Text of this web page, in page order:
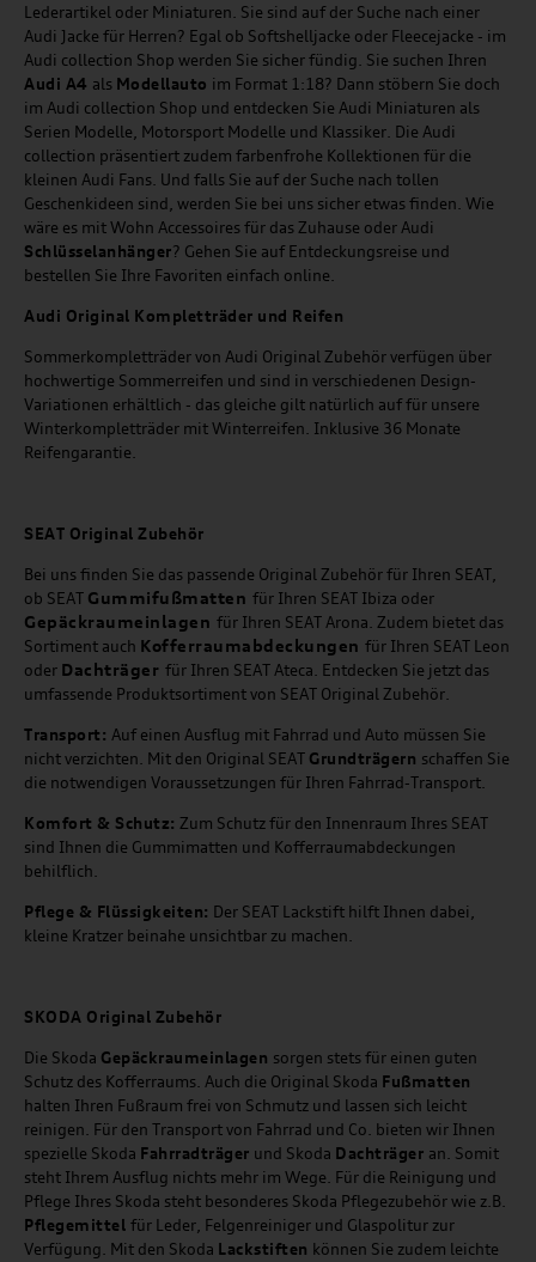
Lederartikel oder Miniaturen. Sie sind auf der Suche nach einer
Audi Jacke für Herren? Egal ob Softshelljacke oder Fleecejacke - im
Audi collection Shop werden Sie sicher fündig. Sie suchen Ihren
Audi A4 als Modellauto im Format 1:18? Dann stöbern Sie doch
im Audi collection Shop und entdecken Sie Audi Miniaturen als
Serien Modelle, Motorsport Modelle und Klassiker. Die Audi
collection präsentiert zudem farbenfrohe Kollektionen für die
kleinen Audi Fans. Und falls Sie auf der Suche nach tollen
Geschenkideen sind, werden Sie bei uns sicher etwas finden. Wie
wäre es mit Wohn Accessoires für das Zuhause oder Audi
Schlüsselanhänger? Gehen Sie auf Entdeckungsreise und
bestellen Sie Ihre Favoriten einfach online.
Audi Original Kompletträder und Reifen
Sommerkompletträder von Audi Original Zubehör verfügen über
hochwertige Sommerreifen und sind in verschiedenen Design-
Variationen erhältlich - das gleiche gilt natürlich auf für unsere
Winterkompletträder mit Winterreifen. Inklusive 36 Monate
Reifengarantie.
SEAT Original Zubehör
Bei uns finden Sie das passende Original Zubehör für Ihren SEAT,
ob SEAT Gummifußmatten für Ihren SEAT Ibiza oder
Gepäckraumeinlagen für Ihren SEAT Arona. Zudem bietet das
Sortiment auch Kofferraumabdeckungen für Ihren SEAT Leon
oder Dachträger für Ihren SEAT Ateca. Entdecken Sie jetzt das
umfassende Produktsortiment von SEAT Original Zubehör.
Transport: Auf einen Ausflug mit Fahrrad und Auto müssen Sie
nicht verzichten. Mit den Original SEAT Grundträgern schaffen Sie
die notwendigen Voraussetzungen für Ihren Fahrrad-Transport.
Komfort & Schutz: Zum Schutz für den Innenraum Ihres SEAT
sind Ihnen die Gummimatten und Kofferraumabdeckungen
behilflich.
Pflege & Flüssigkeiten: Der SEAT Lackstift hilft Ihnen dabei,
kleine Kratzer beinahe unsichtbar zu machen.
SKODA Original Zubehör
Die Skoda Gepäckraumeinlagen sorgen stets für einen guten
Schutz des Kofferraums. Auch die Original Skoda Fußmatten
halten Ihren Fußraum frei von Schmutz und lassen sich leicht
reinigen. Für den Transport von Fahrrad und Co. bieten wir Ihnen
spezielle Skoda Fahrradträger und Skoda Dachträger an. Somit
steht Ihrem Ausflug nichts mehr im Wege. Für die Reinigung und
Pflege Ihres Skoda steht besonderes Skoda Pflegezubehör wie z.B.
Pflegemittel für Leder, Felgenreiniger und Glaspolitur zur
Verfügung. Mit den Skoda Lackstiften können Sie zudem leichte